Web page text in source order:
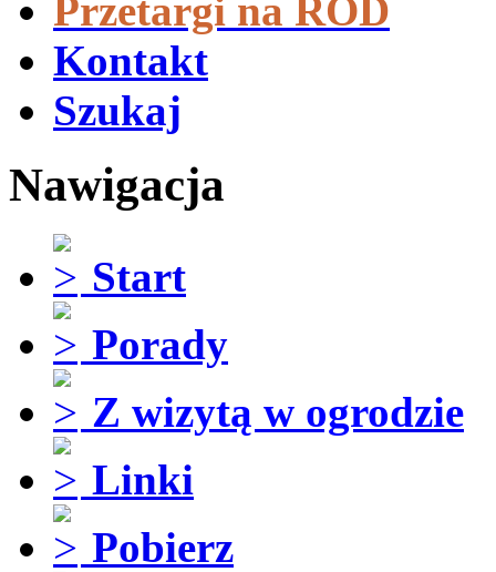
Przetargi na ROD
Kontakt
Szukaj
Nawigacja
Start
Porady
Z wizytą w ogrodzie
Linki
Pobierz